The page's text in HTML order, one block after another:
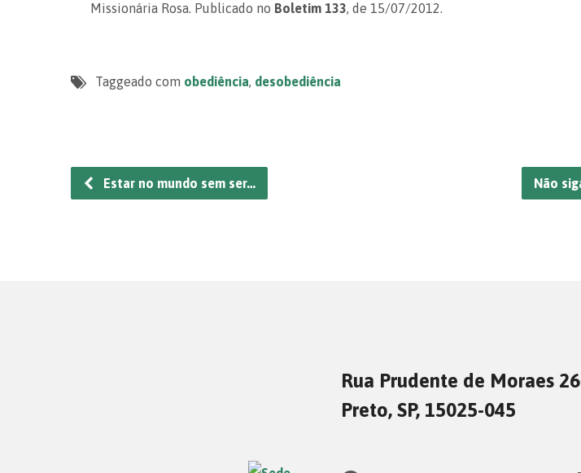
Missionária Rosa. Publicado no Boletim 133, de 15/07/2012.
Taggeado com obediência, desobediência
Estar no mundo sem ser… Não
Rua Prudente de Moraes
Preto, SP, 15025-045